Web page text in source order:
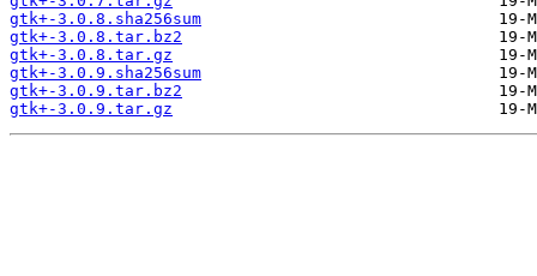
gtk+-3.0.8.sha256sum
gtk+-3.0.8.tar.bz2
gtk+-3.0.8.tar.gz
gtk+-3.0.9.sha256sum
gtk+-3.0.9.tar.bz2
gtk+-3.0.9.tar.gz